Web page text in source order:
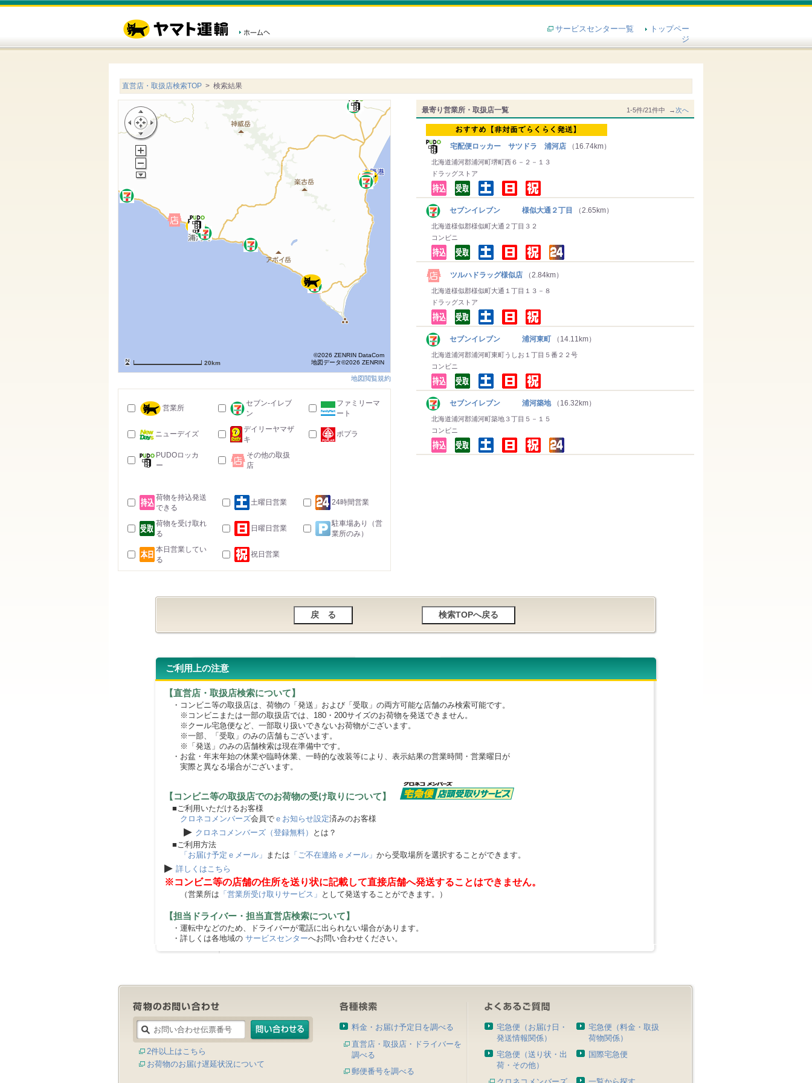
サービスセンター一覧
トップペー
ジ
直営店・取扱店検索TOP > 検索結果
最寄り営業所・取扱店一覧 1-5件/21件中 →次へ
宅配便ロッカー サツドラ 浦河店 （16.74km）
北海道浦河郡浦河町堺町西６－２－１３
ドラッグストア
セブンイレブン 様似大通２丁目 （2.65km）
北海道様似郡様似町大通２丁目３２
コンビニ
ツルハドラッグ様似店 （2.84km）
北海道様似郡様似町大通１丁目１３－８
ドラッグストア
セブンイレブン 浦河東町 （14.11km）
北海道浦河郡浦河町東町うしお１丁目５番２２号
コンビニ
セブンイレブン 浦河築地 （16.32km）
北海道浦河郡浦河町築地３丁目５－１５
コンビニ
20km
©2026 ZENRIN DataCom
地図データ©2026 ZENRIN
地図閲覧規約
営業所
セブン-イレブ
ン
ファミリーマ
ート
ニューデイズ
デイリーヤマザ
キ
ポプラ
PUDOロッカ
ー
その他の取扱
店
荷物を持込発送
できる
土曜日営業 24時間営業
荷物を受け取れ
る
日曜日営業
駐車場あり（営
業所のみ）
本日営業してい
る
祝日営業
ご利用上の注意
【直営店・取扱店検索について】
・コンビニ等の取扱店は、荷物の「発送」および「受取」の両方可能な店舗のみ検索可能です。
※コンビニまたは一部の取扱店では、180・200サイズのお荷物を発送できません。
※クール宅急便など、一部取り扱いできないお荷物がございます。
※一部、「受取」のみの店舗もございます。
※「発送」のみの店舗検索は現在準備中です。
・お盆・年末年始の休業や臨時休業、一時的な改装等により、表示結果の営業時間・営業曜日が
実際と異なる場合がございます。
【コンビニ等の取扱店でのお荷物の受け取りについて】
■ご利用いただけるお客様
クロネコメンバーズ会員で ｅお知らせ設定済みのお客様
▶ クロネコメンバーズ（登録無料）
とは？
■ご利用方法
「お届け予定ｅメール」 または 「ご不在連絡ｅメール」 から受取場所を選択することができます。
▶ 詳しくはこちら
※コンビニ等の店舗の住所を送り状に記載して直接店舗へ発送することはできません。
（営業所は 「営業所受け取りサービス」 として発送することができます。）
【担当ドライバー・担当直営店検索について】
・運転中などのため、ドライバーが電話に出られない場合があります。
・詳しくは各地域の サービスセンターへお問い合わせください。
2件以上はこちら
お荷物のお届け遅延状況について
料金・お届け予定日を調べる
直営店・取扱店・ドライバーを
調べる
郵便番号を調べる
宅急便（お届け日・
発送情報関係）
宅急便（料金・取扱
荷物関係）
宅急便（送り状・出
荷・その他）
国際宅急便